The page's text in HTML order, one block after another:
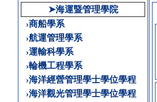
➤海運暨管理學院
›商船學系
›航運管理學系
›運輸科學系
›輪機工程學系
›海洋經營管理學士學位學程
›海洋觀光管理學士學位學程